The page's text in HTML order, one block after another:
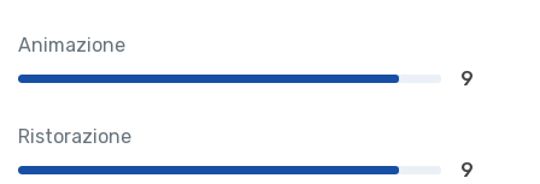
Animazione
9
Ristorazione
9